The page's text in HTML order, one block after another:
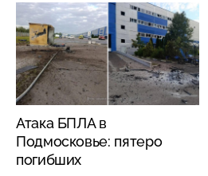
Атака БПЛА в
Подмосковье: пятеро
погибших